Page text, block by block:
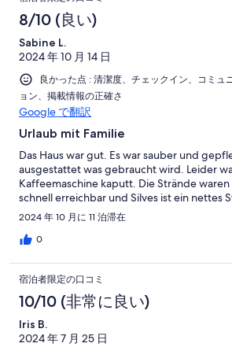
8/10 (良い)
Sabine L.
2024 年 10 月 14 日
良かった点 : 清潔度、チェックイン、コミュ
ョン、掲載情報の正確さ
Google で翻訳
Urlaub mit Familie
Das Haus war gut. Es war sauber und
ausgestattet was gebraucht wird. Leider
Kaffeemaschine kaputt. Die Strände
schnell erreichbar und Silves ist ein nettes
2024 年 10 月に 11 泊滞在
0
宿泊者限定の口コミ
10/10 (非常に良い)
Iris B.
2024 年 7 月 25 日